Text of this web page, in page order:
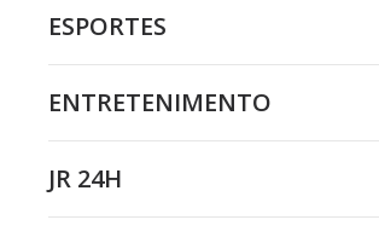
ESPORTES
ENTRETENIMENTO
JR 24H